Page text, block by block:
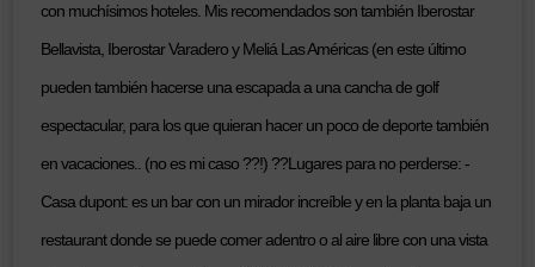
con muchísimos hoteles. Mis recomendados son también Iberostar
Bellavista, Iberostar Varadero y Meliá Las Américas (en este último
pueden también hacerse una escapada a una cancha de golf
espectacular, para los que quieran hacer un poco de deporte también
en vacaciones.. (no es mi caso ??!) ??Lugares para no perderse: -
Casa dupont: es un bar con un mirador increíble y en la planta baja un
restaurant donde se puede comer adentro o al aire libre con una vista